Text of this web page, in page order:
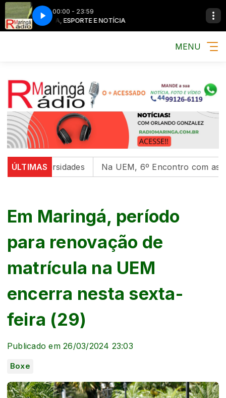
00:00 - 23:59
MÚSICA, ESPORTE E NOTÍCIA MÚSICA,
MENU
ÚLTIMAS Na UEM, 6º Encontro com as
Em Maringá, período
para renovação de
matrícula na UEM
encerra nesta sexta-
feira (29)
Publicado em 26/03/2024 23:03
Boxe